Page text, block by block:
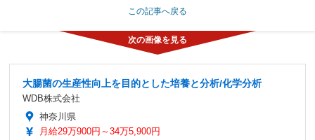
この記事へ戻る
大腸菌の生産性向上を目的とした培養と分析/化学分析
WDB株式会社
神奈川県
月給29万900円～34万5,900円